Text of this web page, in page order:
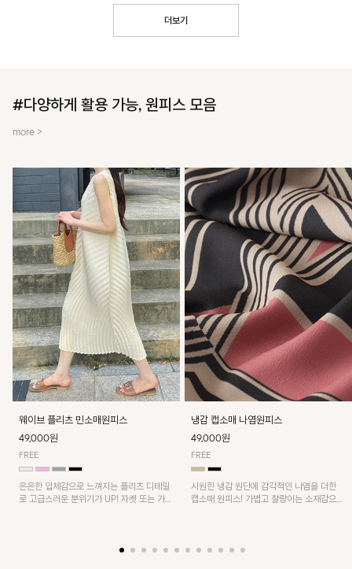
더보기
#다양하게 활용 가능, 원피스 모음
more >
웨이브 플리츠 민소매원피스
49,000원
FREE
은은한 입체감으로 느껴지는 플리츠 디테일
로 고급스러운 분위기가 UP! 자켓 또는 가디
냉감 캡소매 나염원피스
49,000원
FREE
시원한 냉감 원단에 감각적인 나염을 더한
캡소매 원피스! 가볍고 찰랑이는 소재감으로